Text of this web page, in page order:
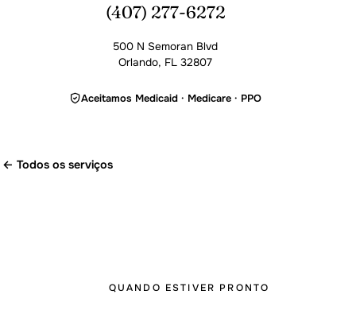
(407) 277-6272
500 N Semoran Blvd
Orlando, FL 32807
Aceitamos Medicaid · Medicare · PPO
← Todos os serviços
QUANDO ESTIVER PRONTO